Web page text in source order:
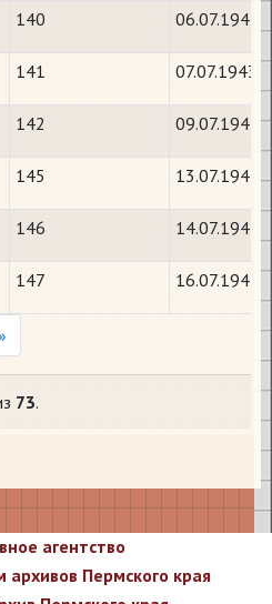
140 06.07.1943
141 07.07.1943
142 09.07.1943
145 13.07.1943
146 14.07.1943
147 16.07.1943
73.
агентство
архивов Пермского края